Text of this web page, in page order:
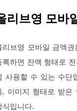
리브영 모바
리브영 모바일 금액
록하면 잔액 형태로
사용할 수 있는 수단
, 이미지 형태로 받은
식입니다.